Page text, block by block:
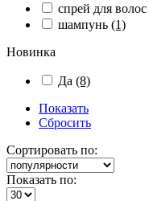
спрей для волос
шампунь (1)
Новинка
Да (8)
Показать
Сбросить
Сортировать по:
Показать по: